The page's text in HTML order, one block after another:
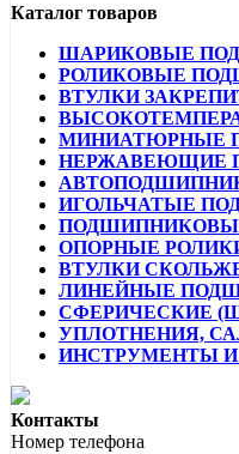
Каталог товаров
ШАРИКОВЫЕ
РОЛИКОВЫЕ
ВТУЛКИ
МИНИАТЮРНЫЕ
НЕРЖАВЕЮЩИЕ
ИГОЛЬЧАТЫЕ
ОПОРНЫЕ
ВТУЛКИ
ЛИНЕЙНЫЕ
СФЕРИЧЕСКИЕ
УПЛОТНЕНИЯ,
ИНСТРУМЕНТЫ
Контакты
Номер телефона